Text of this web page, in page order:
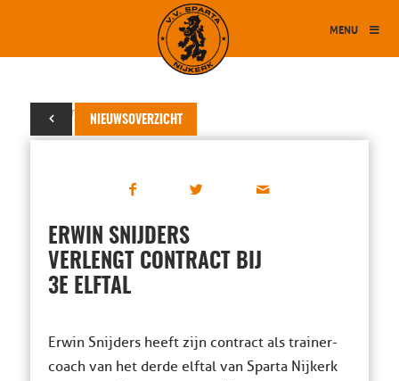
MENU
NIEUWSOVERZICHT
07 maart 2016
ERWIN SNIJDERS
VERLENGT CONTRACT BIJ
3E ELFTAL
Erwin Snijders heeft zijn contract als trainer-
coach van het derde elftal van Sparta Nijkerk